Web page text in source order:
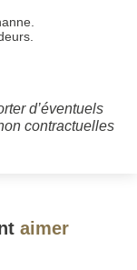
d’éventuels
contractuelles
aimer